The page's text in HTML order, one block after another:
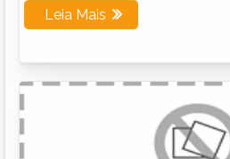
Leia Mais